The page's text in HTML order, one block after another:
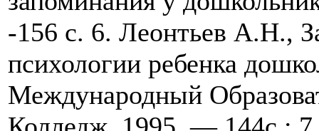
-156 с. 6. Леонтьев А.Н.,
психологии ребенка
Международный